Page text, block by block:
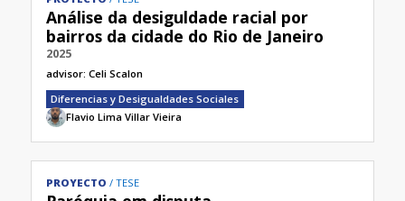
Análise da desiguldade racial por
bairros da cidade do Rio de Janeiro
2025
advisor: Celi Scalon
Diferencias y Desigualdades Sociales
Flavio Lima Villar Vieira
PROYECTO TESE